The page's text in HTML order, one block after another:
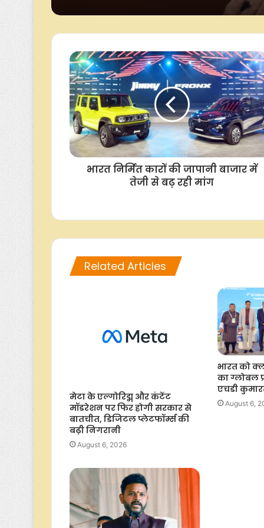
भारत निर्मित कारों की जापानी बाजार में
तेजी से बढ़ रही मांग
Related Articles
मेटा के एल्गोरिद्म और कंटेंट
मॉडरेशन पर फिर होगी सरकार से
बातचीत, डिजिटल प्लेटफॉर्म्स की
बढ़ी निगरानी
August 6, 2026
भारत को
का ग्लोबल
एचडी
August 6,